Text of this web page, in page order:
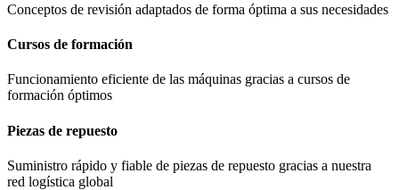
Conceptos de revisión adaptados de forma óptima a sus necesidades
Cursos de formación
Funcionamiento eficiente de las máquinas gracias a cursos de
formación óptimos
Piezas de repuesto
Suministro rápido y fiable de piezas de repuesto gracias a nuestra
red logística global